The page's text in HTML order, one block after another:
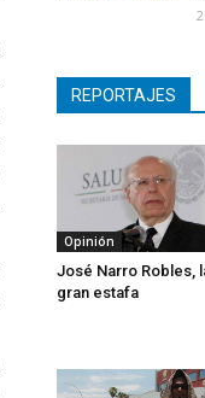
REPORTAJES
Opinión
José Narro Robles,
gran estafa